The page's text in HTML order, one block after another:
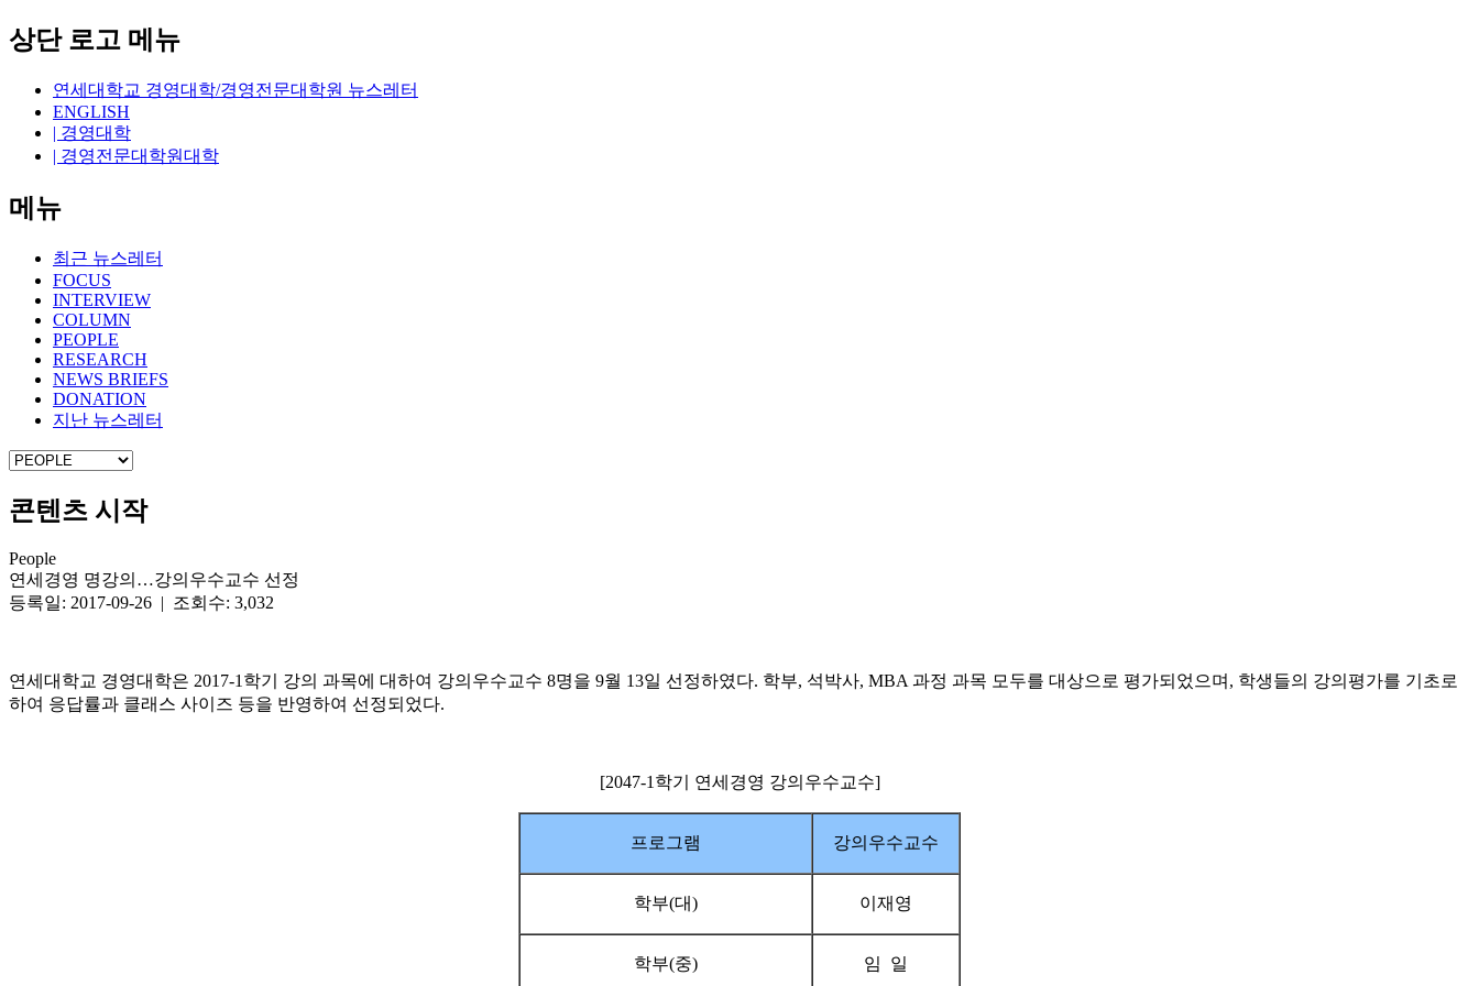
상단 로고 메뉴
연세대학교 경영대학/경영전문대학원 뉴스레터
ENGLISH
| 경영대학
| 경영전문대학원대학
메뉴
최근 뉴스레터
FOCUS
INTERVIEW
COLUMN
PEOPLE
RESEARCH
NEWS BRIEFS
DONATION
지난 뉴스레터
콘텐츠 시작
People
연세경영 명강의…강의우수교수 선정
등록일: 2017-09-26 | 조회수: 3,032
연세대학교 경영대학은 2017-1학기 강의 과목에 대하여 강의우수교수 8명을 9월 13일 선정하였다. 학부, 석박사, MBA 과정 과목 모두를 대상으로 평가되었으며, 학생들의 강의평가를 기초로
하여 응답률과 클래스 사이즈 등을 반영하여 선정되었다.
[2047-1학기 연세경영 강의우수교수]
프로그램 강의우수교수
학부(대) 이재영
학부(중) 임 일